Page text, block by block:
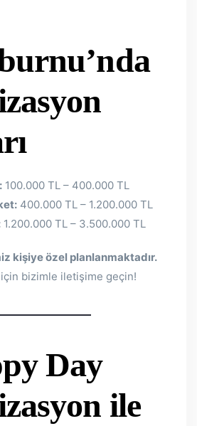
100.000 TL – 400.000 TL
400.000 TL – 1.200.000 TL
1.200.000 TL – 3.500.000 TL
kişiye özel planlanmaktadır.
için bizimle iletişime geçin!
Day
ile